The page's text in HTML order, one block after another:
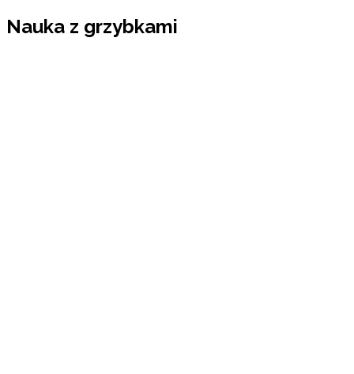
Nauka z grzybkami